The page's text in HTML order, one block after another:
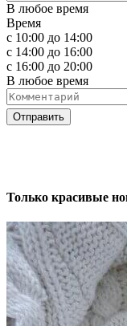
В любое время
Время
с 10:00 до 14:00
с 14:00 до 16:00
с 16:00 до 20:00
В любое время
Отправить
Только красивые